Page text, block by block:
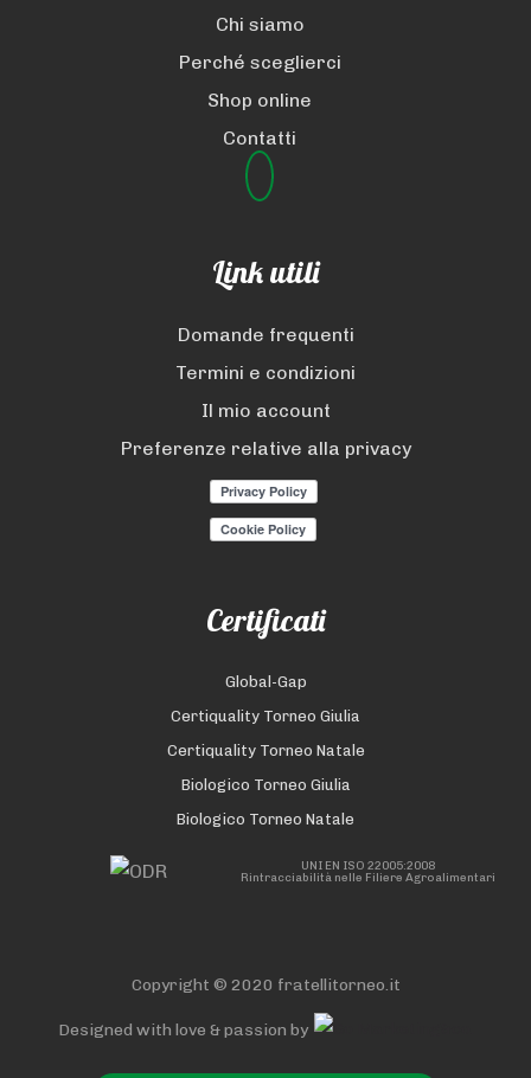
Chi siamo
Perché sceglierci
Shop online
Contatti
Link utili
Domande frequenti
Termini e condizioni
Il mio account
Preferenze relative alla privacy
Certificati
Global-Gap
Certiquality Torneo Giulia
Certiquality Torneo Natale
Biologico Torneo Giulia
Biologico Torneo Natale
UNI EN ISO 22005:2008
Rintracciabilità nelle Filiere Agroalimentari
Copyright © 2020 fratellitorneo.it
Designed with love & passion by